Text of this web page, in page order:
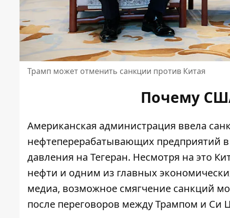
Трамп может отменить санкции против Китая
Почему
Американская администрация ввела
нефтеперерабатывающих предприятий
давления на Тегеран. Несмотря на это
нефти и одним из главных
медиа, возможное смягчение санкций
после переговоров между Трампом и Си